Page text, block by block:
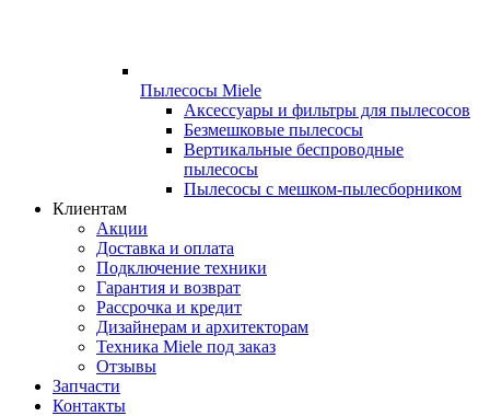
Пылесосы Miele
Аксессуары и фильтры для пылесосов
Безмешковые пылесосы
Вертикальные беспроводные
пылесосы
Пылесосы с мешком-пылесборником
Клиентам
Акции
Доставка и оплата
Подключение техники
Гарантия и возврат
Рассрочка и кредит
Дизайнерам и архитекторам
Техника Miele под заказ
Отзывы
Запчасти
Контакты